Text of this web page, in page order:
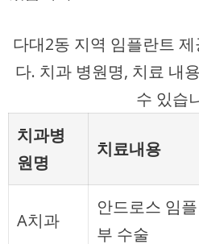
다대2동 지역 임플란트
다. 치과 병원명, 치료 내
수 있습
치과병
원명
치료내용
A치과
안드로스 임
부 수술